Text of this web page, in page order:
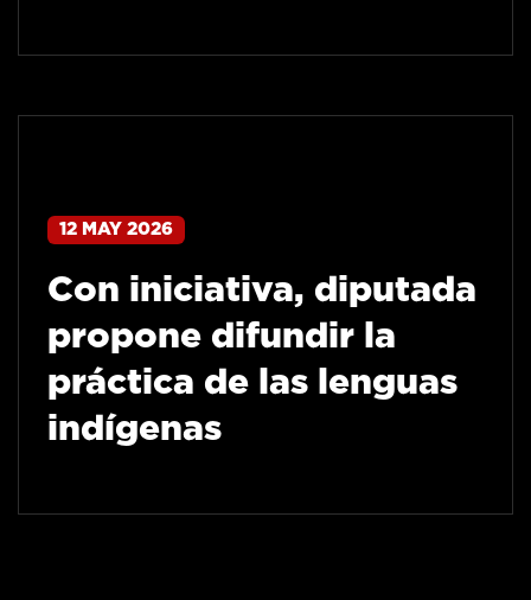
12 MAY 2026
Con iniciativa, diputada
propone difundir la
práctica de las lenguas
indígenas